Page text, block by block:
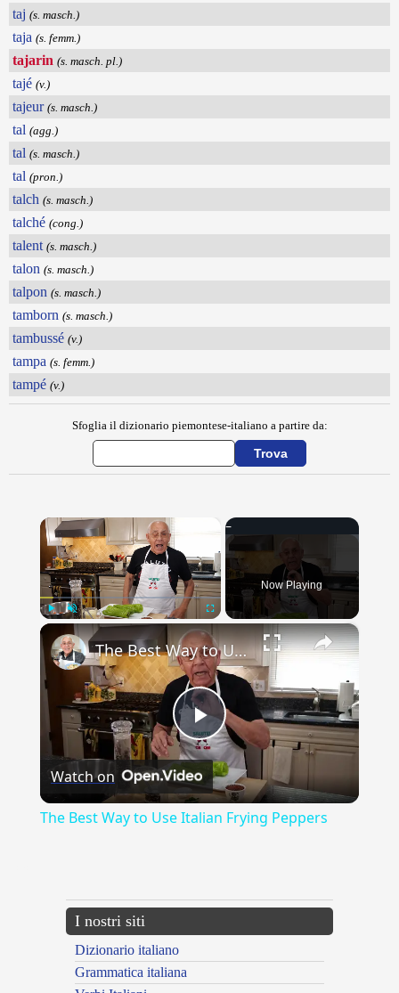
taj (s. masch.)
taja (s. femm.)
tajarin (s. masch. pl.)
tajé (v.)
tajeur (s. masch.)
tal (agg.)
tal (s. masch.)
tal (pron.)
talch (s. masch.)
talché (cong.)
talent (s. masch.)
talon (s. masch.)
talpon (s. masch.)
tamborn (s. masch.)
tambussé (v.)
tampa (s. femm.)
tampé (v.)
Sfoglia il dizionario piemontese-italiano a partire da:
Unmute
Now Playing
×
Play
Video
The Best Way to Use Italian Frying Peppers
Watch on
The Best Way to Use Italian Frying Peppers
I nostri siti
Dizionario italiano
Grammatica italiana